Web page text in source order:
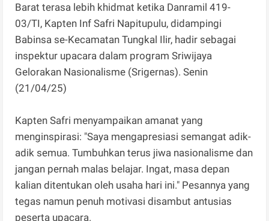
Barat terasa lebih khidmat ketika Danramil 419-
03/TI, Kapten Inf Safri Napitupulu, didampingi
Babinsa se-Kecamatan Tungkal Ilir, hadir sebagai
inspektur upacara dalam program Sriwijaya
Gelorakan Nasionalisme (Srigernas). Senin
(21/04/25)
Kapten Safri menyampaikan amanat yang
menginspirasi: "Saya mengapresiasi semangat adik-
adik semua. Tumbuhkan terus jiwa nasionalisme dan
jangan pernah malas belajar. Ingat, masa depan
kalian ditentukan oleh usaha hari ini." Pesannya yang
tegas namun penuh motivasi disambut antusias
peserta upacara.